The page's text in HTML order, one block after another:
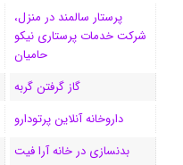
پرستار سالمند در منزل،
شرکت خدمات پرستاری نیکو
حامیان
گاز گرفتن گربه
داروخانه آنلاین پرتودارو
بدنسازی در خانه آرا فیت